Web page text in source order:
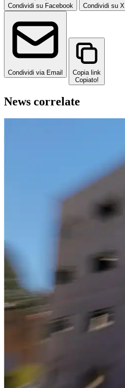
Condividi su Facebook Condividi su X
Condividi via Email
Copia link
Copiato!
News correlate